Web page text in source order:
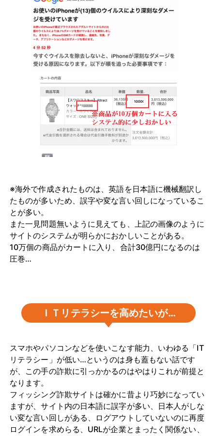
※海外で作成されたものは、英語を日本語に機械翻訳し
たものが多いため、誤字や変な言い回しになっているこ
とが多い。
また一見問題無いように見えても、上記の画像のように
サイトのシステムが明らかにおかしいことがある。
10万個の商品がカートに入り、合計30億円になるのは
圧巻…
ＩＴリテラシーを高めたいが…
スマホやパソコンなどを使いこなす能力、いわゆる「IT
リテラシー」が低い…というのは身も蓋もない話です
が、この手の詐欺に引っかかるのはやはりこれが前提と
なります。
フィッシング詐欺サイトは確かに昔より巧妙になってい
ますが、サイト内の日本語に誤字が多い、日本人がしな
い変な言い回しがある、ログアウトしていないのに再度
ログインを求めらる、URLが企業とまったく関係ない、